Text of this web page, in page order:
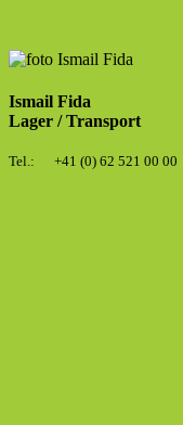
Ismail Fida
Lager / Transport
Tel.: +41 (0) 62 521 00 00